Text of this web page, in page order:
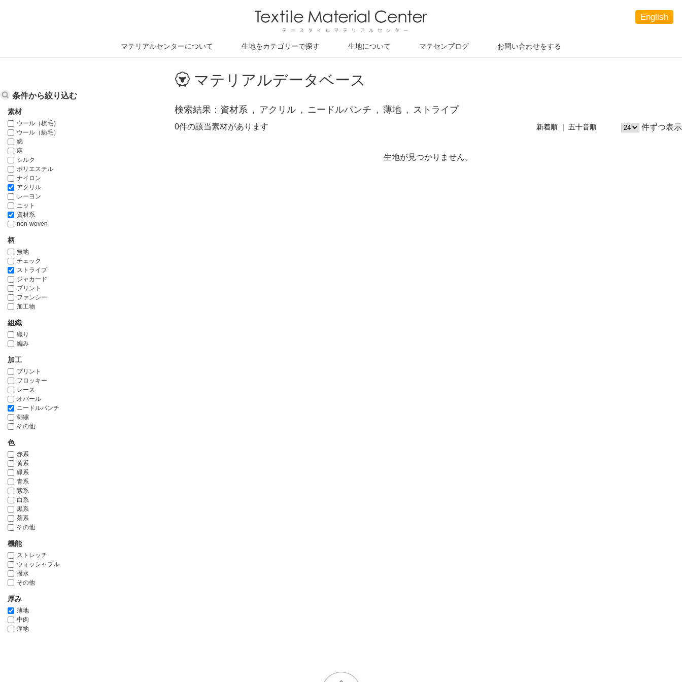
English
マテリアルセンターについて 生地をカテゴリーで探す 生地について マテセンブログ お問い合わせをする
マテリアルデータベース
検索結果 資材系 アクリル ニードルパンチ 薄地 ストライプ
0件の該当素材があります 新着順 五十音順 件ずつ表示
生地が見つかりません。
条件から絞り込む
素材
ウール（梳毛）
ウール（紡毛）
綿
麻
シルク
ポリエステル
ナイロン
アクリル
レーヨン
ニット
資材系
non-woven
柄
無地
チェック
ストライプ
ジャカード
プリント
ファンシー
加工物
組織
織り
編み
加工
プリント
フロッキー
レース
オパール
ニードルパンチ
刺繍
その他
色
赤系
黄系
緑系
青系
紫系
白系
黒系
茶系
その他
機能
ストレッチ
ウォッシャブル
撥水
その他
厚み
薄地
中肉
厚地